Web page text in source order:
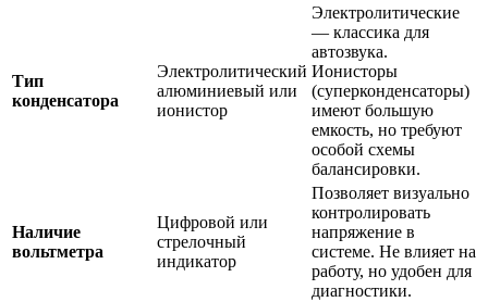
Тип
конденсатора
Электролитический
алюминиевый или
ионистор
Электролитические
— классика для
автозвука.
Ионисторы
(суперконденсаторы)
имеют большую
емкость, но требуют
особой схемы
балансировки.
Наличие
вольтметра
Цифровой или
стрелочный
индикатор
Позволяет визуально
контролировать
напряжение в
системе. Не влияет на
работу, но удобен для
диагностики.